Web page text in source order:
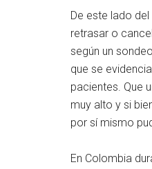
De este lado
retrasar o
según un
que se
pacientes. Que
muy alto y si
por sí mismo
En Colombia